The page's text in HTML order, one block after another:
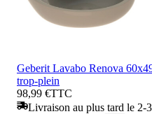
Geberit Lavabo Renova
trop-plein
98,99 €TTC
Livraison au plus tard le 2-